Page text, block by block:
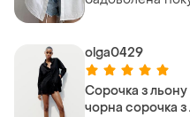
olga0429
Сорочка з
чорна сорочка з